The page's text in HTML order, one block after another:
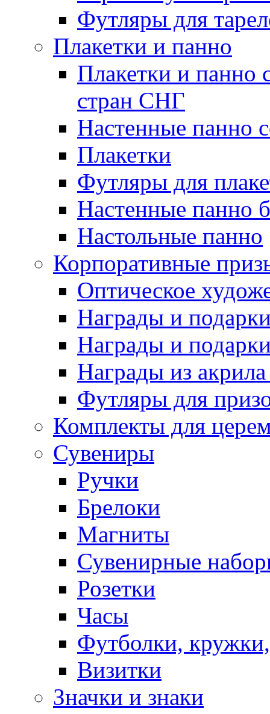
Футляры для
Плакетки и панно
Плакетки и панно
стран СНГ
Настенные панно
Плакетки
Футляры для
Настенные панно
Настольные панно
Корпоративные
Оптическое
Награды и
Награды и
Награды из акрила
Футляры для
Комплекты для
Сувениры
Ручки
Брелоки
Магниты
Сувенирные
Розетки
Часы
Футболки,
Визитки
Значки и знаки